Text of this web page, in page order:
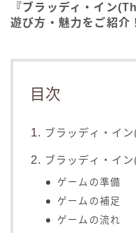
『ブラッディ・イン
遊び方・魅力をご紹介
目次
ブラッディ・イ
ブラッディ・イ
ゲームの準備
ゲームの補足
ゲームの流れ